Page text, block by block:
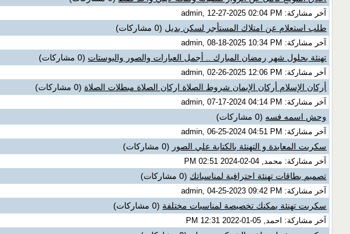
آخر مشاركة: admin, 12-27-2025 02:04 PM
طلب استعلام عن امتلاك المستأجر لسكن بديل (0 مشاركات)
آخر مشاركة: admin, 08-18-2025 10:34 PM
تهنئة بحلول شهر رمضان المبارك .. أجمل العبارات والصور والبوستات (0 مشاركات)
آخر مشاركة: admin, 02-26-2025 12:06 PM
أركان الإسلام أركان الإيمان شروط الصلاة اركان الصلاة مبطلات الصلاة (0 مشاركات)
آخر مشاركة: admin, 07-17-2024 04:14 PM
وحش اسمه فسه (0 مشاركات)
آخر مشاركة: admin, 06-25-2024 04:51 PM
سكربت المعايدة و التهنئة بالكتابة علي الصور (0 مشاركات)
آخر مشاركة: محمد, 04-02-2024 02:51 PM
تصميم بطاقات تهنئة احترافية لمناسباتك (0 مشاركات)
آخر مشاركة: admin, 04-25-2023 09:42 PM
سكربت تهنئة يمكنك تخصيصة لمناسبات مختلفة (0 مشاركات)
آخر مشاركة: احمد, 05-01-2022 12:31 PM